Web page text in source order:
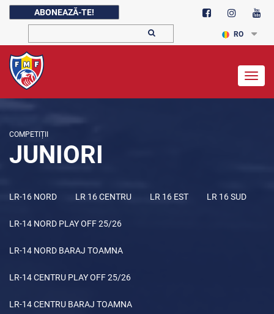
ABONEAZĂ-TE!
RO
COMPETIȚII
JUNIORI
LR-16 NORD LR 16 CENTRU LR 16 EST LR 16 SUD
LR-14 NORD PLAY OFF 25/26
LR-14 NORD BARAJ TOAMNA
LR-14 CENTRU PLAY OFF 25/26
LR-14 CENTRU BARAJ TOAMNA